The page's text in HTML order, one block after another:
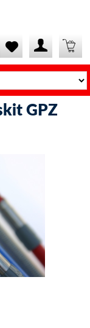
GPZ